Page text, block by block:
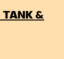
TANK &